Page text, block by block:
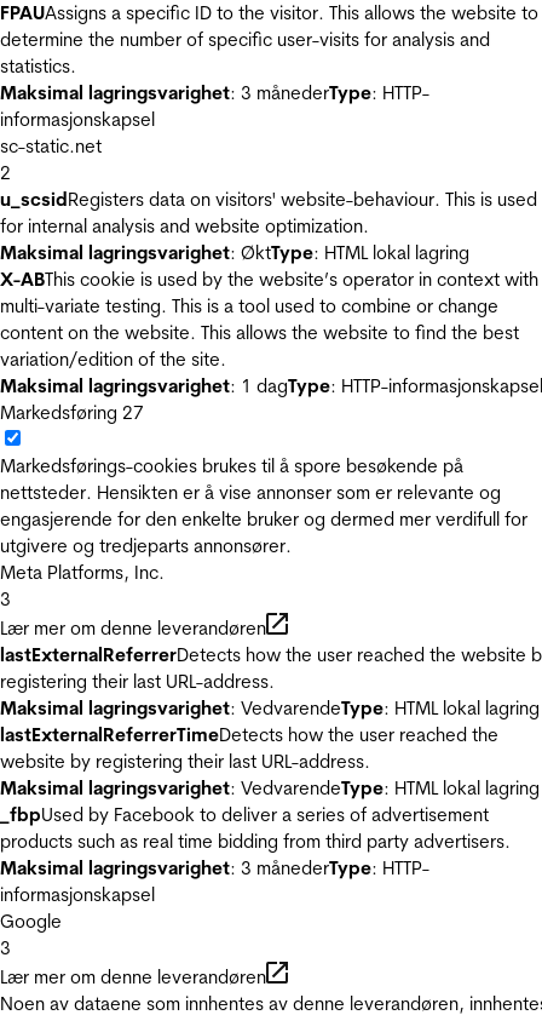
FPAUAssigns a specific ID to the visitor. This allows the website to
determine the number of specific user-visits for analysis and
statistics.
Maksimal lagringsvarighet: 3 månederType: HTTP-
informasjonskapsel
sc-static.net
2
u_scsidRegisters data on visitors' website-behaviour. This is used
for internal analysis and website optimization.
Maksimal lagringsvarighet: ØktType: HTML lokal lagring
X-ABThis cookie is used by the website’s operator in context with
multi-variate testing. This is a tool used to combine or change
content on the website. This allows the website to find the best
variation/edition of the site.
Maksimal lagringsvarighet: 1 dagType: HTTP-informasjonskapsel
Markedsføring 27
Markedsførings-cookies brukes til å spore besøkende på
nettsteder. Hensikten er å vise annonser som er relevante og
engasjerende for den enkelte bruker og dermed mer verdifull for
utgivere og tredjeparts annonsører.
Meta Platforms, Inc.
3
Lær mer om denne leverandøren
lastExternalReferrerDetects how the user reached the website
registering their last URL-address.
Maksimal lagringsvarighet: VedvarendeType: HTML lokal lagring
lastExternalReferrerTimeDetects how the user reached the
website by registering their last URL-address.
Maksimal lagringsvarighet: VedvarendeType: HTML lokal lagring
_fbpUsed by Facebook to deliver a series of advertisement
products such as real time bidding from third party advertisers.
Maksimal lagringsvarighet: 3 månederType: HTTP-
informasjonskapsel
Google
3
Lær mer om denne leverandøren
Noen av dataene som innhentes av denne leverandøren,